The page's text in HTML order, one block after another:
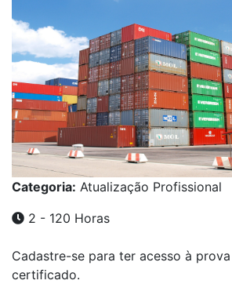
Categoria: Atualização Profissional
2 - 120 Horas
Cadastre-se para ter acesso à
certificado.